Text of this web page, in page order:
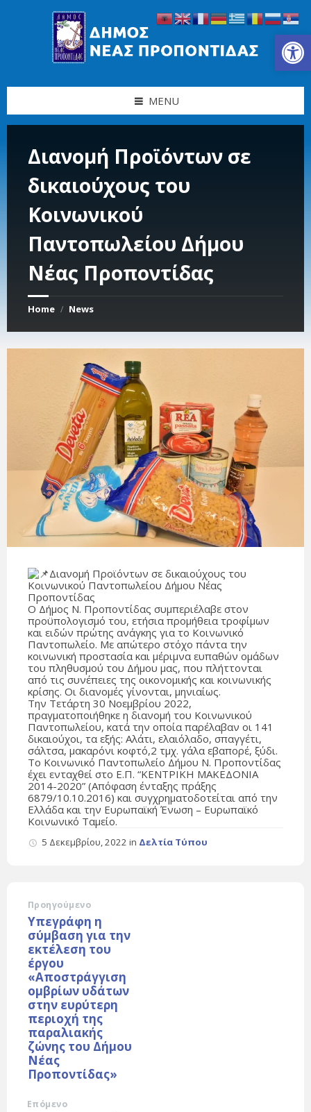
Ανοίξτε τη γραμμή εργαλείων
MENU
Διανομή Προϊόντων σε
δικαιούχους του
Κοινωνικού
Παντοπωλείου Δήμου
Νέας Προποντίδας
Home / News
Διανομή Προϊόντων σε δικαιούχους του
Κοινωνικού Παντοπωλείου Δήμου Νέας
Προποντίδας
Ο Δήμος Ν. Προποντίδας συμπεριέλαβε στον
προϋπολογισμό του, ετήσια προμήθεια τροφίμων
και ειδών πρώτης ανάγκης για το Κοινωνικό
Παντοπωλείο. Με απώτερο στόχο πάντα την
κοινωνική προστασία και μέριμνα ευπαθών ομάδων
του πληθυσμού του Δήμου μας, που πλήττονται
από τις συνέπειες της οικονομικής και κοινωνικής
κρίσης. Οι διανομές γίνονται, μηνιαίως.
Την Τετάρτη 30 Νοεμβρίου 2022,
πραγματοποιήθηκε η διανομή του Κοινωνικού
Παντοπωλείου, κατά την οποία παρέλαβαν οι 141
δικαιούχοι, τα εξής: Αλάτι, ελαιόλαδο, σπαγγέτι,
σάλτσα, μακαρόνι κοφτό,2 τμχ. γάλα εβαπορέ, ξύδι.
Το Κοινωνικό Παντοπωλείο Δήμου Ν. Προποντίδας
έχει ενταχθεί στο Ε.Π. “ΚΕΝΤΡΙΚΗ ΜΑΚΕΔΟΝΙΑ
2014-2020” (Απόφαση ένταξης πράξης
6879/10.10.2016) και συγχρηματοδοτείται από την
Ελλάδα και την Ευρωπαϊκή Ένωση – Ευρωπαϊκό
Κοινωνικό Ταμείο.
5 Δεκεμβρίου, 2022 in Δελτία Τύπου
Προηγούμενο
Υπεγράφη η
σύμβαση για την
εκτέλεση του
έργου
«Αποστράγγιση
ομβρίων υδάτων
στην ευρύτερη
περιοχή της
παραλιακής
ζώνης του Δήμου
Νέας
Προποντίδας»
Επόμενο